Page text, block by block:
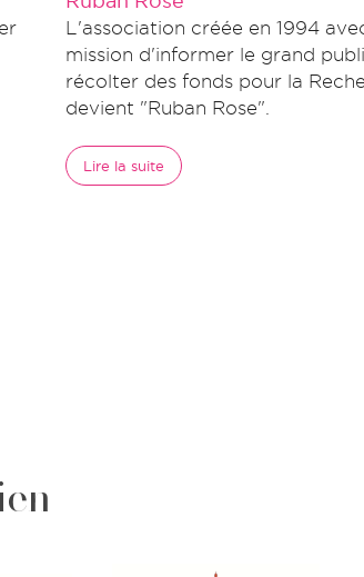
L'association créée en 1994
mission d'informer le grand
récolter des fonds pour la
devient "Ruban Rose".
Lire la suite